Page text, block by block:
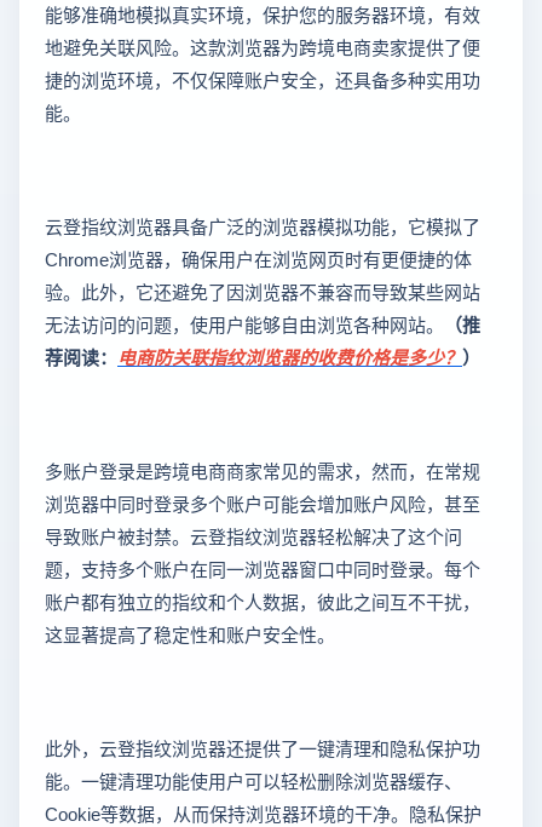
能够准确地模拟真实环境，保护您的服务器环境，有效
地避免关联风险。这款浏览器为跨境电商卖家提供了便
捷的浏览环境，不仅保障账户安全，还具备多种实用功
能。
云登指纹浏览器具备广泛的浏览器模拟功能，它模拟了
Chrome浏览器，确保用户在浏览网页时有更便捷的体
验。此外，它还避免了因浏览器不兼容而导致某些网站
无法访问的问题，使用户能够自由浏览各种网站。
（推
荐阅读： 电商防关联指纹浏览器的收费价格是多少？ ）
多账户登录是跨境电商商家常见的需求，然而，在常规
浏览器中同时登录多个账户可能会增加账户风险，甚至
导致账户被封禁。云登指纹浏览器轻松解决了这个问
题，支持多个账户在同一浏览器窗口中同时登录。每个
账户都有独立的指纹和个人数据，彼此之间互不干扰，
这显著提高了稳定性和账户安全性。
此外，云登指纹浏览器还提供了一键清理和隐私保护功
能。一键清理功能使用户可以轻松删除浏览器缓存、
Cookie等数据，从而保持浏览器环境的干净。隐私保护